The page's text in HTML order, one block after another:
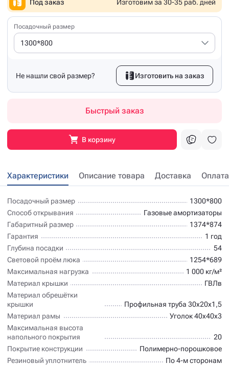
Под заказ Изготовим за 30-35 раб. дней
Посадочный размер
1300*800
Не нашли свой размер? Изготовить на заказ
Быстрый заказ
В корзину
Характеристики Описание товара Доставка Оплата
Посадочный размер
1300*800
Способ открывания
Газовые амортизаторы
Габаритный размер
1374*874
Гарантия
1 год
Глубина посадки
54
Световой проём люка
1254*689
Максимальная нагрузка
1 000 кг/м²
Материал крышки
ГВЛв
Материал обрешётки
крышки
Профильная труба 30х20х1,5
Материал рамы
Уголок 40х40х3
Максимальная высота
напольного покрытия
20
Покрытие конструкции
Полимерно-порошковое
Резиновый уплотнитель
По 4-м сторонам